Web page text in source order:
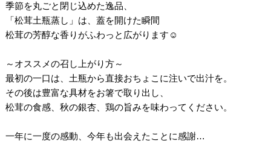
季節を丸ごと閉じ込めた逸品、
「松茸土瓶蒸し」は、蓋を開けた瞬間
松茸の芳醇な香りがふわっと広がります☺️
～オススメの召し上がり方～
最初の一口は、土瓶から直接おちょこに注いで出汁を。
その後は豊富な具材をお箸で取り出し、
松茸の食感、秋の銀杏、鶏の旨みを味わってください。
一年に一度の感動、今年も出会えたことに感謝…